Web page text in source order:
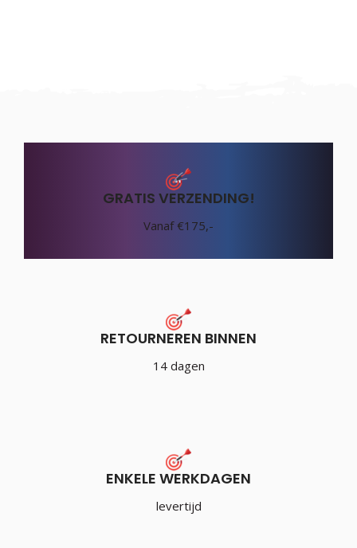
GRATIS VERZENDING!
Vanaf €175,-
RETOURNEREN BINNEN
14 dagen
ENKELE WERKDAGEN
levertijd